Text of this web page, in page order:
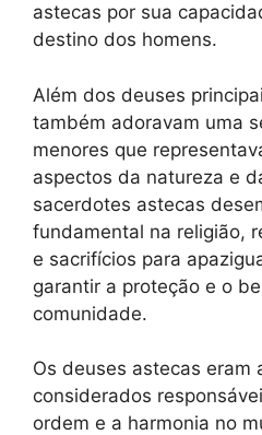
astecas por sua
destino dos homens.
Além dos deuses
também adoravam uma
menores que
aspectos da natureza e
sacerdotes astecas
fundamental na religião,
e sacrifícios para
garantir a proteção e o
comunidade.
Os deuses astecas eram
considerados
ordem e a harmonia no